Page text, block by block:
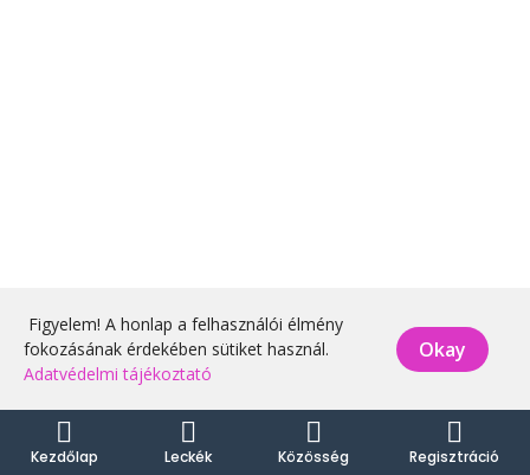
Figyelem! A honlap a felhasználói élmény
fokozásának érdekében sütiket használ.
Adatvédelmi tájékoztató
Okay
Kezdőlap Leckék Közösség Regisztráció